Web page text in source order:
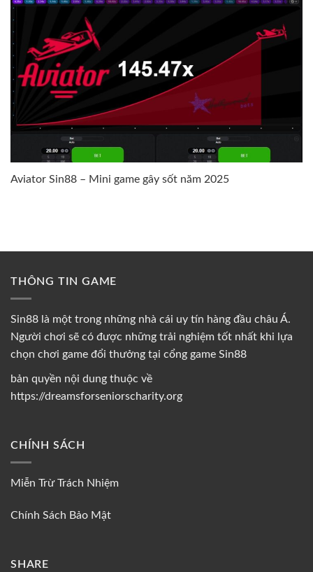
Aviator Sin88 – Mini game gây sốt năm 2025
THÔNG TIN GAME
Sin88 là một trong những nhà cái uy tín hàng đầu châu Á.
Người chơi sẽ có được những trải nghiệm tốt nhất khi lựa
chọn chơi game đổi thưởng tại cổng game Sin88
bản quyền nội dung thuộc về
https://dreamsforseniorscharity.org
CHÍNH SÁCH
Miễn Trừ Trách Nhiệm
Chính Sách Bảo Mật
SHARE